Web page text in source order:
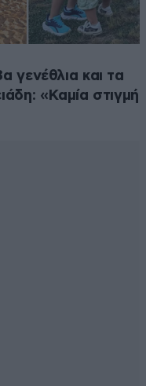
γενέθλια και τα
«Καμία στιγμή